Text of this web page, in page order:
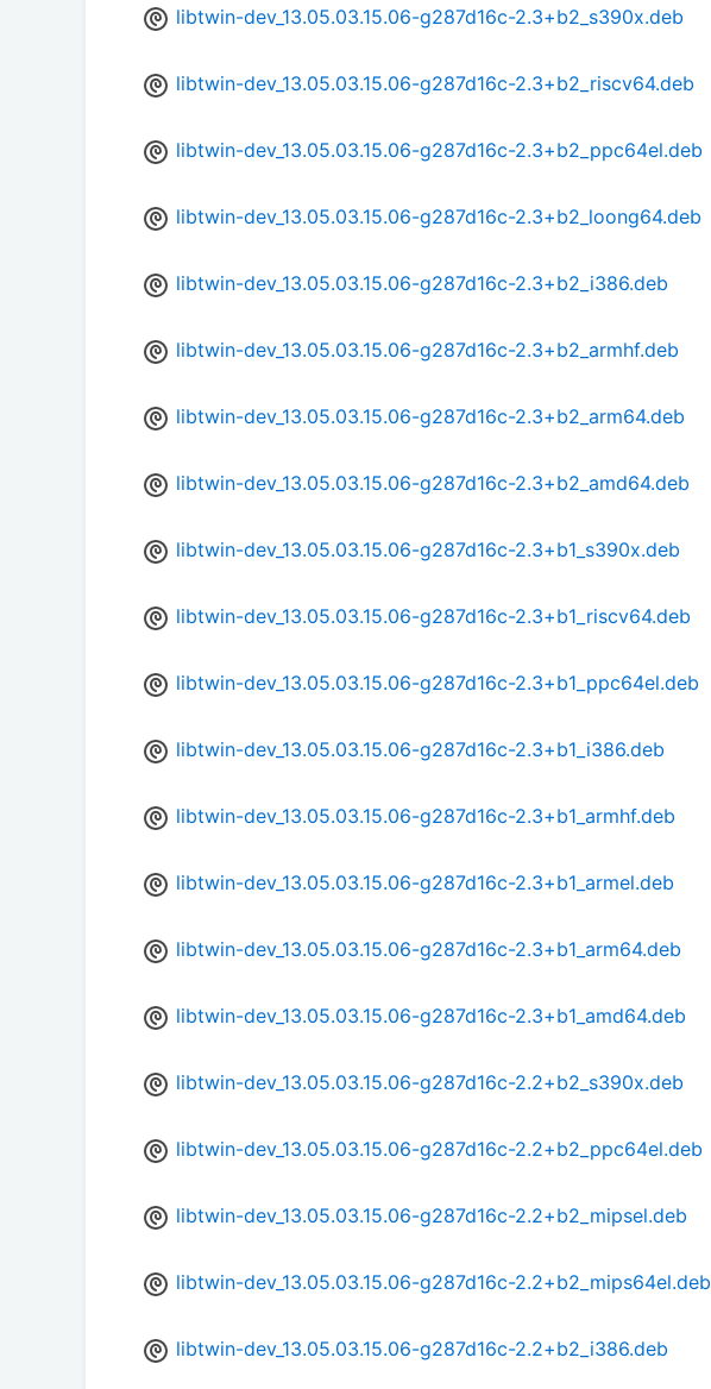
libtwin-dev_13.05.03.15.06-g287d16c-2.3+b2_s390x.deb
libtwin-dev_13.05.03.15.06-g287d16c-2.3+b2_riscv64.deb
libtwin-dev_13.05.03.15.06-g287d16c-2.3+b2_ppc64el.deb
libtwin-dev_13.05.03.15.06-g287d16c-2.3+b2_loong64.deb
libtwin-dev_13.05.03.15.06-g287d16c-2.3+b2_i386.deb
libtwin-dev_13.05.03.15.06-g287d16c-2.3+b2_armhf.deb
libtwin-dev_13.05.03.15.06-g287d16c-2.3+b2_arm64.deb
libtwin-dev_13.05.03.15.06-g287d16c-2.3+b2_amd64.deb
libtwin-dev_13.05.03.15.06-g287d16c-2.3+b1_s390x.deb
libtwin-dev_13.05.03.15.06-g287d16c-2.3+b1_riscv64.deb
libtwin-dev_13.05.03.15.06-g287d16c-2.3+b1_ppc64el.deb
libtwin-dev_13.05.03.15.06-g287d16c-2.3+b1_i386.deb
libtwin-dev_13.05.03.15.06-g287d16c-2.3+b1_armhf.deb
libtwin-dev_13.05.03.15.06-g287d16c-2.3+b1_armel.deb
libtwin-dev_13.05.03.15.06-g287d16c-2.3+b1_arm64.deb
libtwin-dev_13.05.03.15.06-g287d16c-2.3+b1_amd64.deb
libtwin-dev_13.05.03.15.06-g287d16c-2.2+b2_s390x.deb
libtwin-dev_13.05.03.15.06-g287d16c-2.2+b2_ppc64el.deb
libtwin-dev_13.05.03.15.06-g287d16c-2.2+b2_mipsel.deb
libtwin-dev_13.05.03.15.06-g287d16c-2.2+b2_mips64el.deb
libtwin-dev_13.05.03.15.06-g287d16c-2.2+b2_i386.deb